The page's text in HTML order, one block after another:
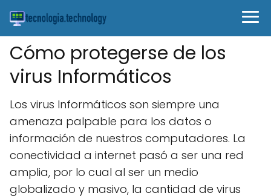
Cómo protegerse de los
virus Informáticos
Los virus Informáticos son siempre una
amenaza palpable para los datos o
información de nuestros computadores. La
conectividad a internet pasó a ser una red
amplia, por lo cual al ser un medio
globalizado y masivo, la cantidad de virus